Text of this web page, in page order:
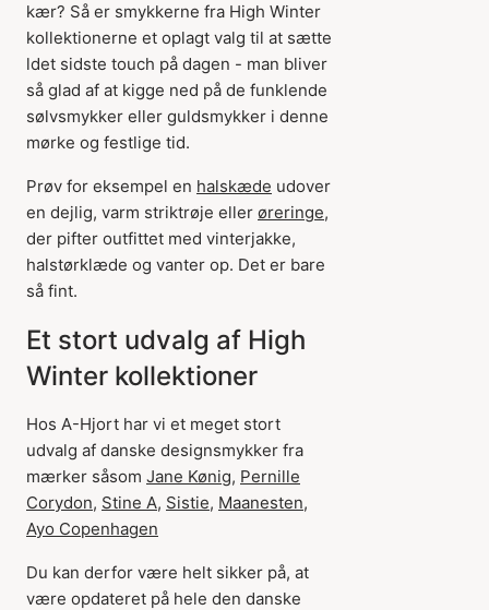
kær? Så er smykkerne fra High Winter
kollektionerne et oplagt valg til at sætte
ldet sidste touch på dagen - man bliver
så glad af at kigge ned på de funklende
sølvsmykker eller guldsmykker i denne
mørke og festlige tid.
Prøv for eksempel en halskæde udover
en dejlig, varm striktrøje eller øreringe,
der pifter outfittet med vinterjakke,
halstørklæde og vanter op. Det er bare
så fint.
Et stort udvalg af High
Winter kollektioner
Hos A-Hjort har vi et meget stort
udvalg af danske designsmykker fra
mærker såsom Jane Kønig, Pernille
Corydon, Stine A, Sistie, Maanesten,
Ayo Copenhagen
Du kan derfor være helt sikker på, at
være opdateret på hele den danske